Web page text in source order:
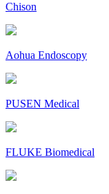
Chison
Aohua Endoscopy
PUSEN Medical
FLUKE Biomedical